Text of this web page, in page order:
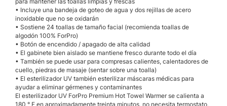
• Incluye una bandeja de goteo de agua y dos rejillas de acero
inoxidable que no se oxidarán
• Sostiene 24 toallas de tamaño facial (recomienda toallas de
algodón 100% ForPro)
• Botón de encendido / apagado de alta calidad
• El gabinete bien aislado se mantiene fresco durante todo el día
• También se puede usar para compresas calientes, calentadores de
cuello, piedras de masaje (sentar sobre una toalla)
• El esterilizador UV también esterilizar máscaras médicas para
ayudar a eliminar gérmenes y contaminantes
El esterilizador UV ForPro Premium Hot Towel Warmer se calienta a
180 ° F en aproximadamente treinta minutos, no necesita termostato,